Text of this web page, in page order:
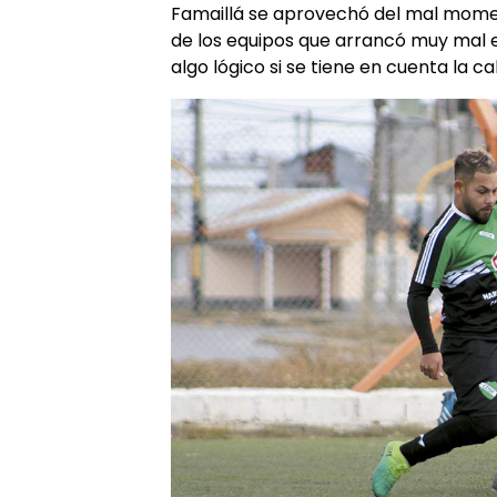
Famaillá se aprovechó del mal
de los equipos que arrancó muy
algo lógico si se tiene en cuenta la